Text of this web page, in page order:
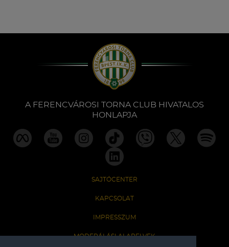
A FERENCVÁROSI TORNA CLUB HIVATALOS
HONLAPJA
SAJTÓCENTER
KAPCSOLAT
IMPRESSZUM
MODERÁLÁSI ALAPELVEK